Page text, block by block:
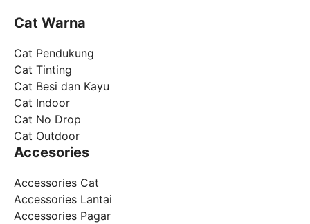
Cat Warna
Cat Pendukung
Cat Tinting
Cat Besi dan Kayu
Cat Indoor
Cat No Drop
Cat Outdoor
Accesories
Accessories Cat
Accessories Lantai
Accessories Pagar